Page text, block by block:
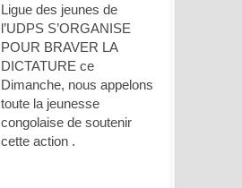
Ligue des jeunes de
l’UDPS S’ORGANISE
POUR BRAVER LA
DICTATURE ce
Dimanche, nous appelons
toute la jeunesse
congolaise de soutenir
cette action .